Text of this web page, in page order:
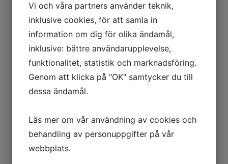
och kondensatorns
iskapacitet på 2,5 kg /
24 timmar – max. 3 kg
totalt.
Finns med 9-liters
kondensorkapacitet
på -55°C eller -100°C
och kondensatorns
Vi och våra partners använder teknik,
inklusive cookies, för att samla in
information om dig för olika ändamål,
inklusive: bättre användarupplevelse,
funktionalitet, statistik och marknadsföring.
Genom att klicka på "OK" samtycker du till
dessa ändamål.
Läs mer om vår användning av cookies och
behandling av personuppgifter på vår
webbplats.